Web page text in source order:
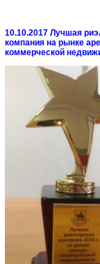
10.10.2017 Лучшая
компания на рынке
коммерческой